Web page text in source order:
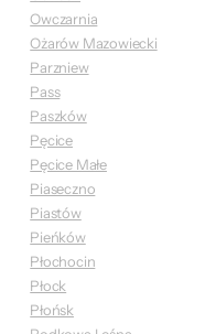
Owczarnia
Ożarów Mazowiecki
Parzniew
Pass
Paszków
Pęcice
Pęcice Małe
Piaseczno
Piastów
Pieńków
Płochocin
Płock
Płońsk